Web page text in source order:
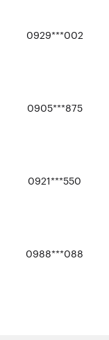
0929***002
0905***875
0921***550
0988***088